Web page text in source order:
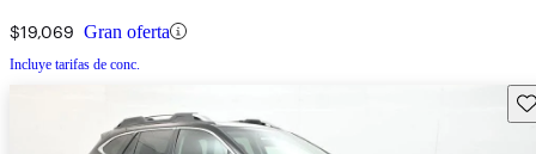
$19,069 Gran oferta
Incluye tarifas de conc.